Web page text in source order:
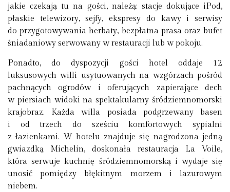
jakie czekają tu na gości, należą: stacje dokujące iPod,
płaskie telewizory, sejfy, ekspresy do kawy i serwisy
do przygotowywania herbaty, bezpłatna prasa oraz bufet
śniadaniowy serwowany w restauracji lub w pokoju.
Ponadto, do dyspozycji gości hotel oddaje 12
luksusowych willi usytuowanych na wzgórzach pośród
pachnących ogrodów i oferujących zapierające dech
w piersiach widoki na spektakularny śródziemnomorski
krajobraz. Każda willa posiada podgrzewany basen
i od trzech do sześciu komfortowych sypialni
z łazienkami. W hotelu znajduje się nagrodzona jedną
gwiazdką Michelin, doskonała restauracja La Voile,
która serwuje kuchnię śródziemnomorską i wydaje się
unosić pomiędzy błękitnym morzem i lazurowym
niebem.